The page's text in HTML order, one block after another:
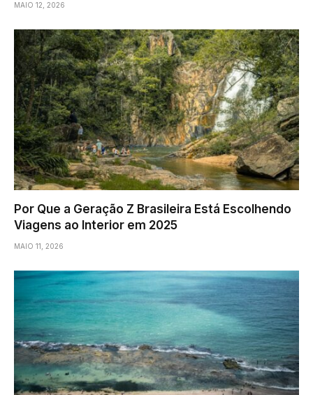
MAIO 12, 2026
Por Que a Geração Z Brasileira Está Escolhendo
Viagens ao Interior em 2025
MAIO 11, 2026